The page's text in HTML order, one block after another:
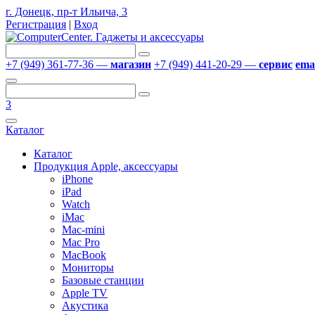
г. Донецк, пр-т Ильича, 3
Регистрация | Вход
+7 (949) 361-77-36 — магазин +7 (949) 441-20-29 — сервис
3
Каталог
Каталог
Продукция Apple, аксессуары
iPhone
iPad
Watch
iMac
Mac-mini
Mac Pro
MacBook
Мониторы
Базовые станции
Apple TV
Акустика